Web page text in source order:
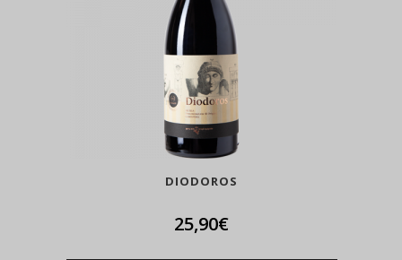
DIODOROS
25,90€